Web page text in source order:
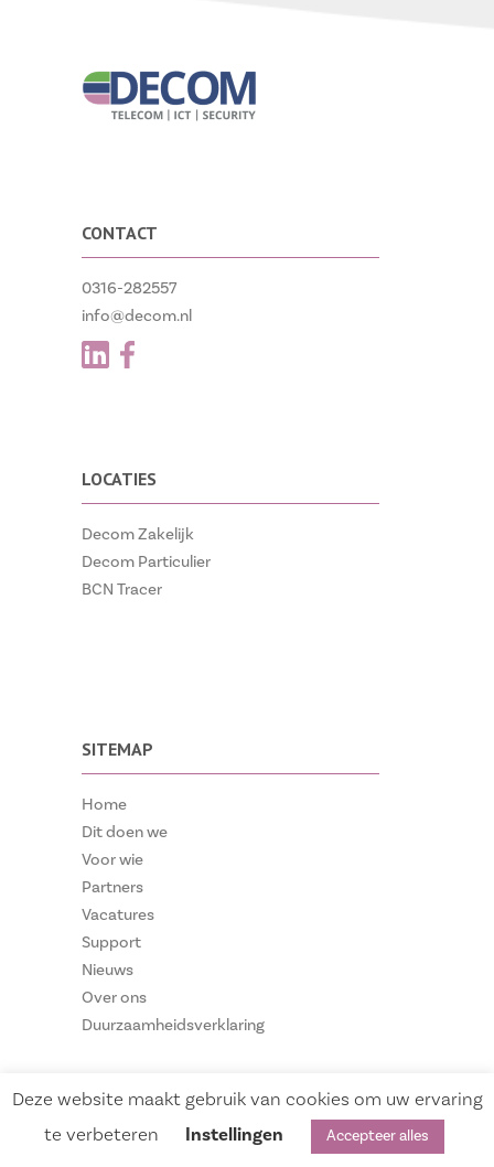
CONTACT
0316-282557
info@decom.nl
LOCATIES
Decom Zakelijk
Decom Particulier
BCN Tracer
SITEMAP
Home
Dit doen we
Voor wie
Partners
Vacatures
Support
Nieuws
Over ons
Duurzaamheidsverklaring
Algemene voorwaarden
Deze website maakt gebruik van cookies om uw ervaring
te verbeteren
Instellingen Accepteer alles